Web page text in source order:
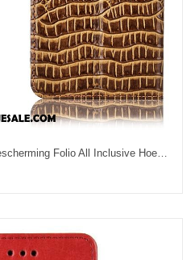
Motorola One Hyper Hoesje Bescherming Folio All Inclusive Hoes Mobiele Telefoon Online